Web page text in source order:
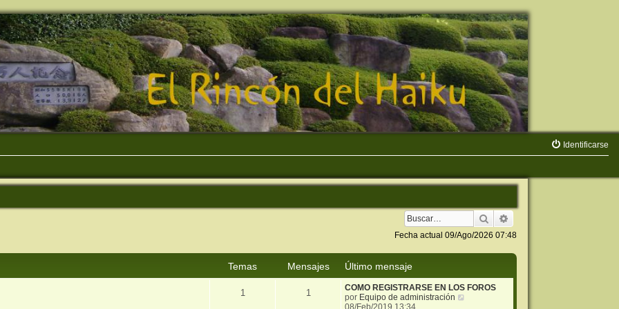
Identificarse
Buscar
Fecha actual 09/Ago/2026 07:48
Temas Mensajes Último mensaje
1 1
COMO REGISTRARSE EN LOS FOROS
por Equipo de administración